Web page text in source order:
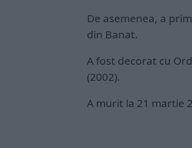
De asemenea, a
din Banat.
A fost decorat cu
(2002).
A murit la 21 martie